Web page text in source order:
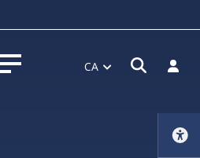
Obrir menú CA Obrir